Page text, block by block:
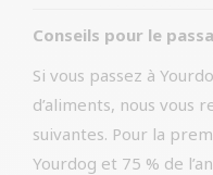
Conseils pour le
Si vous passez à
d’aliments, nous vous
suivantes. Pour la
Yourdog et 75 % de